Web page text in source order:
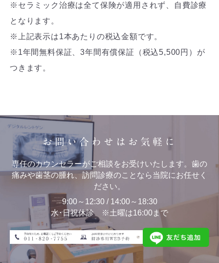
※セラミック治療は全て保険が適用されず、自費診療
となります。
※上記表示は1本あたりの税込金額です。
※1年間無料保証、3年間有償保証（税込5,500円）が
つきます。
お問い合わせはお気軽に
専任のカウンセラーがご相談をお受けいたします。歯の
痛みや歯茎の腫れ、訪問診療のことなら当院にお任せく
ださい。
9:00～12:30 / 14:00～18:30
水･日祝休診 ※土曜は16:00まで